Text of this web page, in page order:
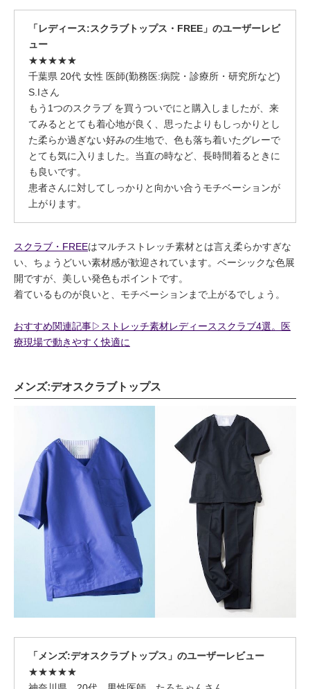
「レディース:スクラブトップス・FREE」のユーザーレビ
ュー
★★★★★
千葉県 20代 女性 医師(勤務医:病院・診療所・研究所など)
S.Iさん
もう1つのスクラブ を買うついでにと購入しましたが、来
てみるととても着心地が良く、思ったよりもしっかりとし
た柔らか過ぎない好みの生地で、色も落ち着いたグレーで
とても気に入りました。当直の時など、長時間着るときに
も良いです。
患者さんに対してしっかりと向かい合うモチベーションが
上がります。
スクラブ・FREEはマルチストレッチ素材とは言え柔らかすぎな
い、ちょうどいい素材感が歓迎されています。ベーシックな色展
開ですが、美しい発色もポイントです。
着ているものが良いと、モチベーションまで上がるでしょう。
おすすめ関連記事▷ストレッチ素材レディーススクラブ4選。医
療現場で動きやすく快適に
メンズ:デオスクラブトップス
「メンズ:デオスクラブトップス」のユーザーレビュー
★★★★★